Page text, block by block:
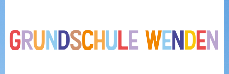
Inhalt
GRUNDSCHULE WENDEN
– SPIELEN, LACHEN UND LERNEN IM NORDEN
BRAUNSCHWEIGS